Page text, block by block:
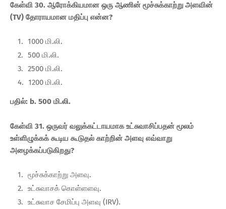
கேள்வி 30. ஆரோக்கியமான ஒரு ஆணின் மூச்சுக்காற்று அளவின்
(TV) தோராயமான மதிப்பு என்ன?
1000 மி.லி.
500 மி.லி.
2500 மி.லி.
1200 மி.லி.
பதில்: b. 500 மி.லி.
கேள்வி 31. ஒருவர் வலுக்கட்டாயமாக உட்சுவாசிப்பதன் மூலம்
உள்ளிழுக்கக் கூடிய கூடுதல் காற்றின் அளவு எவ்வாறு
அழைக்கப்படுகிறது?
மூச்சுக்காற்று அளவு.
உட்சுவாசக் கொள்ளளவு.
உட்சுவாச சேமிப்பு அளவு (IRV).